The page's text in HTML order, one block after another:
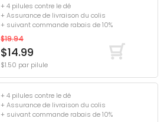
+ 4 pilules contre le dé
+ Assurance de livraison du colis
+ suivant commande rabais de 10%
$19.94
$14.99
$1.50 par pilule
+ 4 pilules contre le dé
+ Assurance de livraison du colis
+ suivant commande rabais de 10%